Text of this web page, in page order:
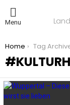
Menu
You are here:
Home Tag Archives:
LATEST